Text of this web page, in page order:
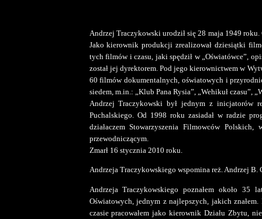
Andrzej Traczykowski urodził się 28 maja 1949
Jako kierownik produkcji zrealizował dziesiątki
tych filmów i czasu, jaki spędził w „Oświatówce”,
został jej dyrektorem. Pod jego kierownictwem w
60 filmów dokumentalnych, oświatowych i
siedem, m.in.: „Klub Pana Rysia”, „Wehikuł czasu”,
Andrzej Traczykowski był jednym z inicjatorów
Puchalskiego. Od 1998 roku zasiadał w radzie
działaczem Stowarzyszenia Filmowców Polskich,
przewodniczącym.
Zmarł 16 stycznia 2010 roku.
Andrzeja Traczykowskiego wspomina reż. Andrzej B.
Andrzeja Traczykowskiego poznałem około
Oświatowych, jednym z najlepszych, jakich
czasie pracowałem jako kierownik Działu Zbytu,